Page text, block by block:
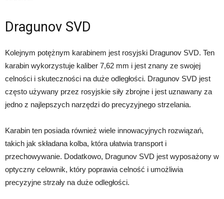
Dragunov SVD
Kolejnym potężnym karabinem jest rosyjski Dragunov SVD. Ten
karabin wykorzystuje kaliber 7,62 mm i jest znany ze swojej
celności i skuteczności na duże odległości. Dragunov SVD jest
często używany przez rosyjskie siły zbrojne i jest uznawany za
jedno z najlepszych narzędzi do precyzyjnego strzelania.
Karabin ten posiada również wiele innowacyjnych rozwiązań,
takich jak składana kolba, która ułatwia transport i
przechowywanie. Dodatkowo, Dragunov SVD jest wyposażony w
optyczny celownik, który poprawia celność i umożliwia
precyzyjne strzały na duże odległości.